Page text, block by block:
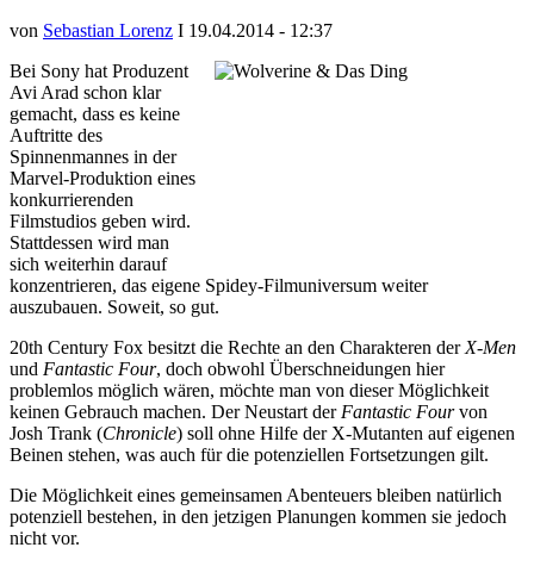
von Sebastian Lorenz I 19.04.2014 - 12:37
Bei Sony hat Produzent
Avi Arad schon klar
gemacht, dass es keine
Auftritte des
Spinnenmannes in der
Marvel-Produktion eines
konkurrierenden
Filmstudios geben wird.
Stattdessen wird man
sich weiterhin darauf
konzentrieren, das eigene Spidey-Filmuniversum weiter
auszubauen. Soweit, so gut.
20th Century Fox besitzt die Rechte an den Charakteren der X-Men
und Fantastic Four, doch obwohl Überschneidungen hier
problemlos möglich wären, möchte man von dieser Möglichkeit
keinen Gebrauch machen. Der Neustart der Fantastic Fourvon
Josh Trank (Chronicle) soll ohne Hilfe der X-Mutanten auf eigenen
Beinen stehen, was auch für die potenziellen Fortsetzungen gilt.
Die Möglichkeit eines gemeinsamen Abenteuers bleiben natürlich
potenziell bestehen, in den jetzigen Planungen kommen sie jedoch
nicht vor.